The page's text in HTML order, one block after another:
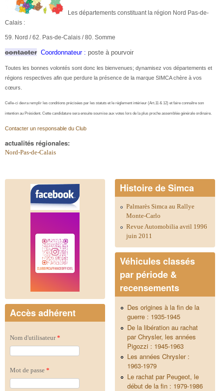
Les départements constituant la région Nord Pas-de-
Calais :
59. Nord / 62. Pas-de-Calais / 80. Somme
contacter Coordonnateur : poste à pourvoir
Toutes les bonnes volontés sont donc les bienvenues; dynamisez vos départements et
régions respectives afin que perdure la présence de la marque SIMCA chère à vos
cœurs.
Celle-ci devra remplir les conditions précisées par les statuts et le règlement intérieur (Art.11 & 12) et faire connaître son
intention au Président. Cette candidature sera ensuite soumise aux votes lors de la plus proche assemblée générale ordinaire.
Contacter un responsable du Club
actualités régionales:
Nord-Pas-de-Calais
Accès adhérent
Nom d'utilisateur*
Mot de passe *
Histoire de Simca
Palmarès Simca au Rallye
Monte-Carlo
Revue Automobilia avril 1996
juin 2011
Véhicules classés
par période &
recensements
Des origines à la fin de la
guerre : 1935-1945
De la libération au rachat
par Chrysler, les années
Pigozzi : 1945-1963
Les années Chrysler :
1963-1979
Le rachat par Peugeot, le
début de la fin : 1979-1986